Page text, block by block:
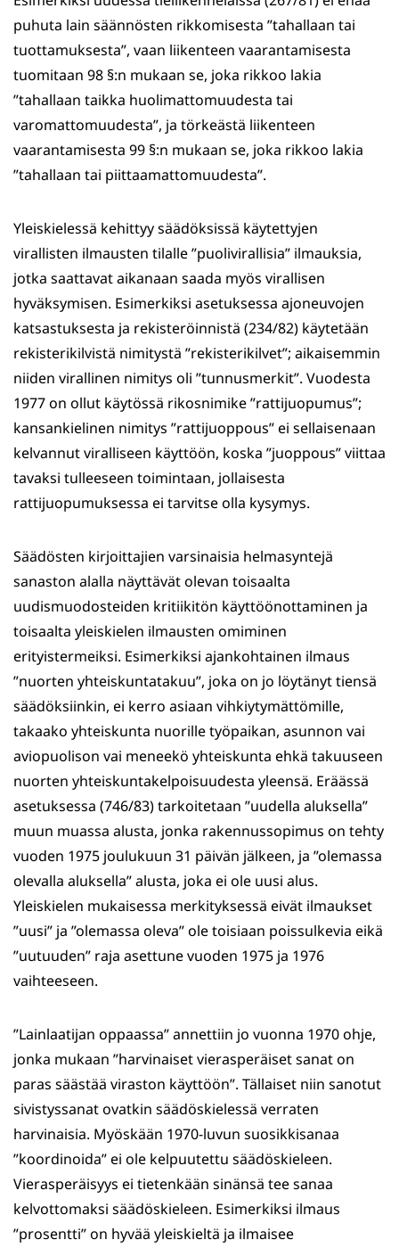
puhuta lain säännösten rikkomisesta ”tahallaan tai
tuottamuksesta”, vaan liikenteen vaarantamisesta
tuomitaan 98 §:n mukaan se, joka rikkoo lakia
”tahallaan taikka huolimattomuudesta tai
varomattomuudesta”, ja törkeästä liikenteen
vaarantamisesta 99 §:n mukaan se, joka rikkoo lakia
”tahallaan tai piittaamattomuudesta”.
Yleiskielessä kehittyy säädöksissä käytettyjen
virallisten ilmausten tilalle ”puolivirallisia” ilmauksia,
jotka saattavat aikanaan saada myös virallisen
hyväksymisen. Esimerkiksi asetuksessa ajoneuvojen
katsastuksesta ja rekisteröinnistä (234/82) käytetään
rekisterikilvistä nimitystä ”rekisterikilvet”; aikaisemmin
niiden virallinen nimitys oli ”tunnusmerkit”. Vuodesta
1977 on ollut käytössä rikosnimike ”rattijuopumus”;
kansankielinen nimitys ”rattijuoppous” ei sellaisenaan
kelvannut viralliseen käyttöön, koska ”juoppous” viittaa
tavaksi tulleeseen toimintaan, jollaisesta
rattijuopumuksessa ei tarvitse olla kysymys.
Säädösten kirjoittajien varsinaisia helmasyntejä
sanaston alalla näyttävät olevan toisaalta
uudismuodosteiden kritiikitön käyttöönottaminen ja
toisaalta yleiskielen ilmausten omiminen
erityistermeiksi. Esimerkiksi ajankohtainen ilmaus
”nuorten yhteiskuntatakuu”, joka on jo löytänyt tiensä
säädöksiinkin, ei kerro asiaan vihkiytymättömille,
takaako yhteiskunta nuorille työpaikan, asunnon vai
aviopuolison vai meneekö yhteiskunta ehkä takuuseen
nuorten yhteiskuntakelpoisuudesta yleensä. Eräässä
asetuksessa (746/83) tarkoitetaan ”uudella aluksella”
muun muassa alusta, jonka rakennussopimus on tehty
vuoden 1975 joulukuun 31 päivän jälkeen, ja ”olemassa
olevalla aluksella” alusta, joka ei ole uusi alus.
Yleiskielen mukaisessa merkityksessä eivät ilmaukset
”uusi” ja ”olemassa oleva” ole toisiaan poissulkevia eikä
”uutuuden” raja asettune vuoden 1975 ja 1976
vaihteeseen.
”Lainlaatijan oppaassa” annettiin jo vuonna 1970 ohje,
jonka mukaan ”harvinaiset vierasperäiset sanat on
paras säästää viraston käyttöön”. Tällaiset niin sanotut
sivistyssanat ovatkin säädöskielessä verraten
harvinaisia. Myöskään 1970-luvun suosikkisanaa
”koordinoida” ei ole kelpuutettu säädöskieleen.
Vierasperäisyys ei tietenkään sinänsä tee sanaa
kelvottomaksi säädöskieleen. Esimerkiksi ilmaus
”prosentti” on hyvää yleiskieltä ja ilmaisee